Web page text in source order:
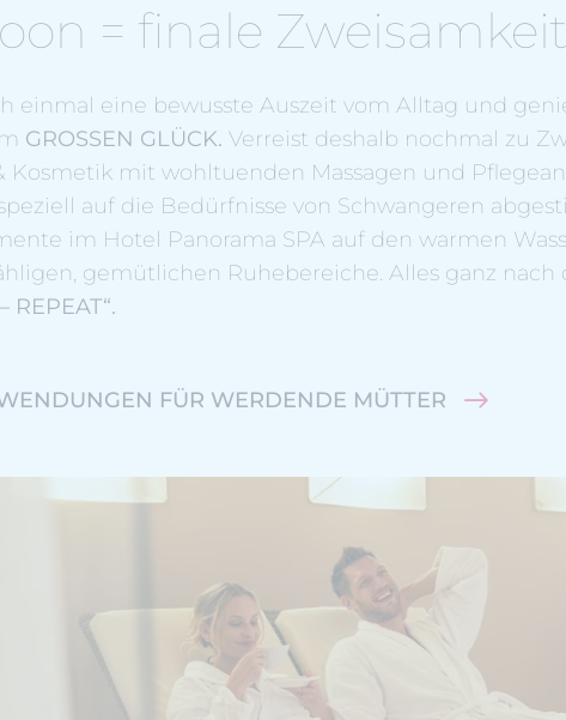
= finale
einmal eine bewusste Auszeit vom Alltag und
GROSSEN GLÜCK. Verreist deshalb nochmal zu
Kosmetik mit wohltuenden Massagen und
auf die Bedürfnisse von Schwangeren
im Hotel Panorama SPA auf den warmen
gemütlichen Ruhebereiche. Alles ganz nach
REPEAT“.
FÜR WERDENDE MÜTTER